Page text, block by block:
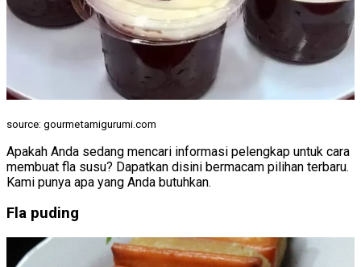
source: gourmetamigurumi.com
Apakah Anda sedang mencari informasi pelengkap untuk cara
membuat fla susu? Dapatkan disini bermacam pilihan terbaru.
Kami punya apa yang Anda butuhkan.
Fla puding